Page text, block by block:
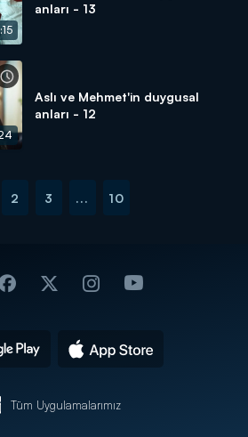
anları - 13
Aslı ve Mehmet'in duygusal
anları - 12
2 3 ... 10
Tüm Uygulamalarımız